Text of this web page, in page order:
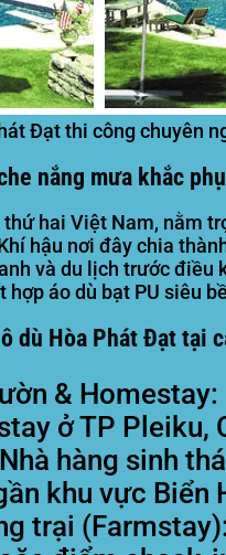
Đạt thi công chuyên
nắng mưa khắc
hai Việt Nam, nằm
hậu nơi đây chia
và du lịch trước điều
áo dù bạt PU siêu
dù Hòa Phát Đạt tại
& Homestay:
ở TP Pleiku,
hàng sinh
khu vực Biển
trại